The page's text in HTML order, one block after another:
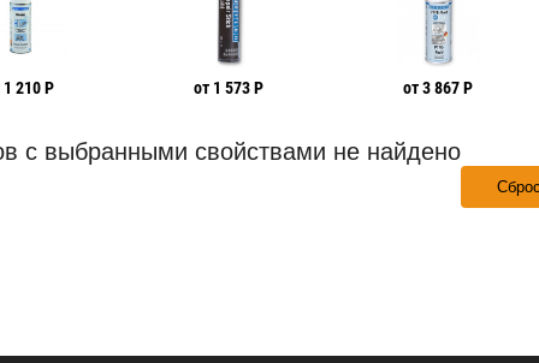
1 210 Р от 1 573 Р от 3 867 Р
с выбранными свойствами не найдено